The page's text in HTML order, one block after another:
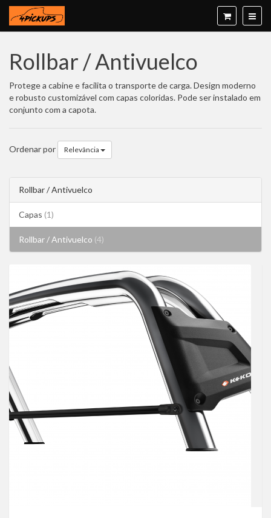
Rollbar / Antivuelco
Protege a cabine e facilita o transporte de carga. Design moderno
e robusto customizável com capas coloridas. Pode ser instalado em
conjunto com a capota.
Ordenar por Relevância
Rollbar / Antivuelco
Capas (1)
Rollbar / Antivuelco (4)